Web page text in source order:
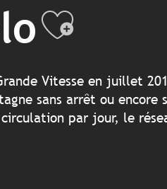
Vitesse en juillet
sans arrêt ou encore
par jour, le